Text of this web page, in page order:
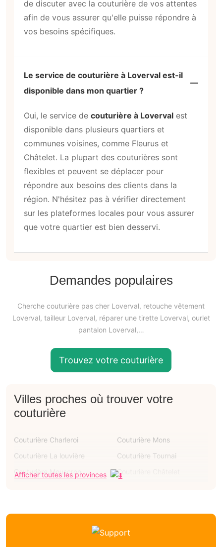
de discuter avec la couturière de vos attentes
afin de vous assurer qu'elle puisse répondre à
vos besoins spécifiques.
Le service de couturière à Loverval est-il
disponible dans mon quartier ?
Oui, le service de couturière à Loverval est
disponible dans plusieurs quartiers et
communes voisines, comme Fleurus et
Châtelet. La plupart des couturières sont
flexibles et peuvent se déplacer pour
répondre aux besoins des clients dans la
région. N'hésitez pas à vérifier directement
sur les plateformes locales pour vous assurer
que votre quartier est bien desservi.
Demandes populaires
Cherche couturière pas cher Loverval, retouche vêtement
Loverval, tailleur Loverval, réparer une tirette Loverval, ourlet
pantalon Loverval,…
Trouvez votre couturière
Villes proches où trouver votre
couturière
Couturière Charleroi
Couturière Mons
Couturière La louvière
Couturière Tournai
Couturière Mouscron
Couturière Châtelet
sambre
Afficher toutes les provinces